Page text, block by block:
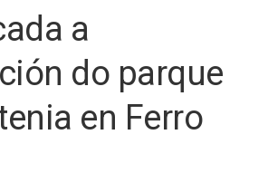
a
do parque
en Ferro